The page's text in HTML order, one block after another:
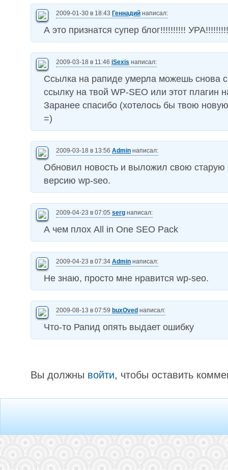
2009-01-30 в 18:43 Геннадий написал:
А это признатся супер блог!!!!!!!!!!
2009-03-18 в 11:46 iSexis написал:
Ссылка на рапиде умерла можешь снова
ссылку на твой WP-SEO или этот плагин
Заранее спасибо (хотелось бы твою
=)
2009-03-18 в 13:56 Admin написал:
Обновил новость и выложил свою старую
версию wp-seo.
2009-04-23 в 07:05 serg написал:
А чем плох All in One SEO Pack
2009-04-23 в 07:34 Admin написал:
Не знаю, просто мне нравится wp-seo.
2009-08-13 в 07:59 buxOved написал:
Что-то Рапид опять выдает ошибку
Вы должны войти, чтобы оставить